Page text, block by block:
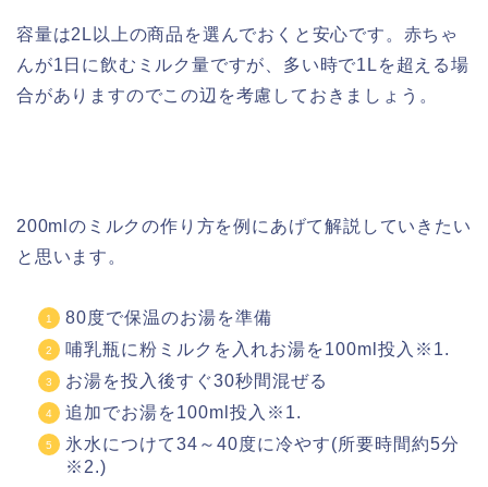
容量は2L以上の商品を選んでおくと安心です。赤ちゃ
んが1日に飲むミルク量ですが、多い時で1Lを超える場
合がありますのでこの辺を考慮しておきましょう。
200mlのミルクの作り方を例にあげて解説していきたい
と思います。
80度で保温のお湯を準備
哺乳瓶に粉ミルクを入れお湯を100ml投入※1.
お湯を投入後すぐ30秒間混ぜる
追加でお湯を100ml投入※1.
氷水につけて34～40度に冷やす(所要時間約5分
※2.)